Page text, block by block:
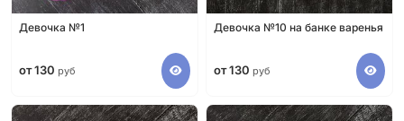
Девочка №1
от 130 руб
Девочка №10 на банке варенья
от 130 руб